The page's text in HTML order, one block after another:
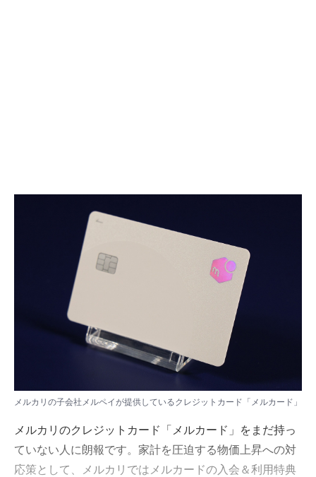
メルカリの子会社メルペイが提供しているクレジットカード「メルカード」
メルカリのクレジットカード「メルカード」をまだ持っ
ていない人に朗報です。家計を圧迫する物価上昇への対
応策として、メルカリではメルカードの入会＆利用特典